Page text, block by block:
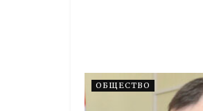
ОБЩЕСТВО